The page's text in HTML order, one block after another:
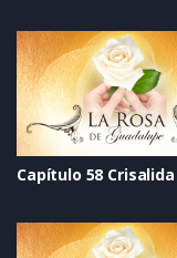
Capítulo 58 Crisalida